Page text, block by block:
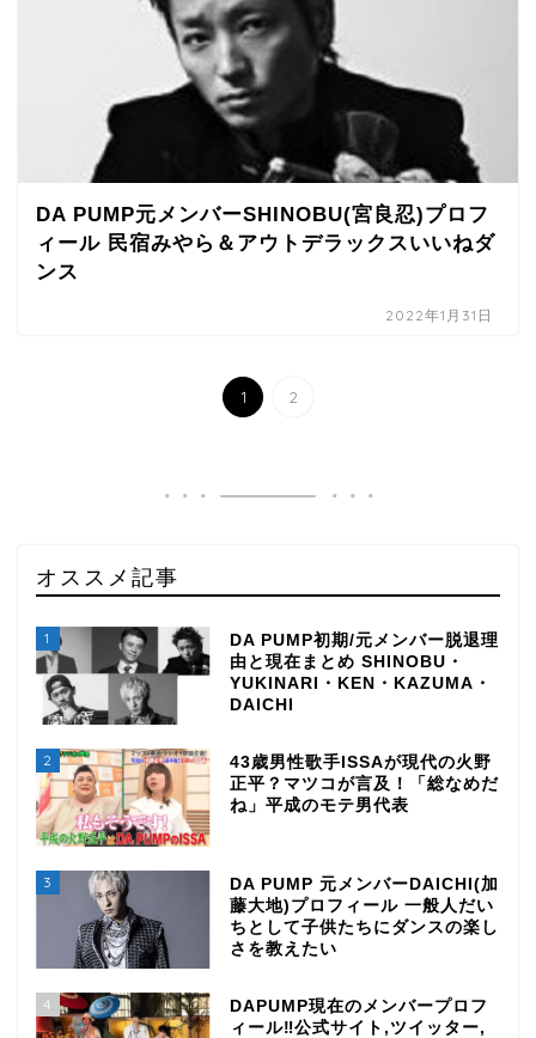
DA PUMP元メンバーSHINOBU(宮良忍)プロフ
ィール 民宿みやら＆アウトデラックスいいねダ
ンス
2022年1月31日
1 2
オススメ記事
1
DA PUMP初期/元メンバー脱退理
由と現在まとめ SHINOBU・
YUKINARI・KEN・KAZUMA・
DAICHI
2
43歳男性歌手ISSAが現代の火野
正平？マツコが言及！「総なめだ
ね」平成のモテ男代表
3
DA PUMP 元メンバーDAICHI(加
藤大地)プロフィール 一般人だい
ちとして子供たちにダンスの楽し
さを教えたい
4
DAPUMP現在のメンバープロフ
ィール‼公式サイト,ツイッター,